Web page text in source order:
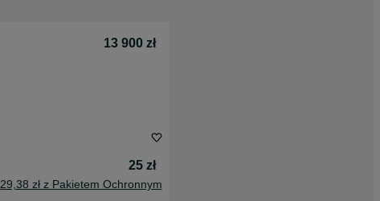
13 900 zł
25 zł
29,38 zł z Pakietem Ochronnym